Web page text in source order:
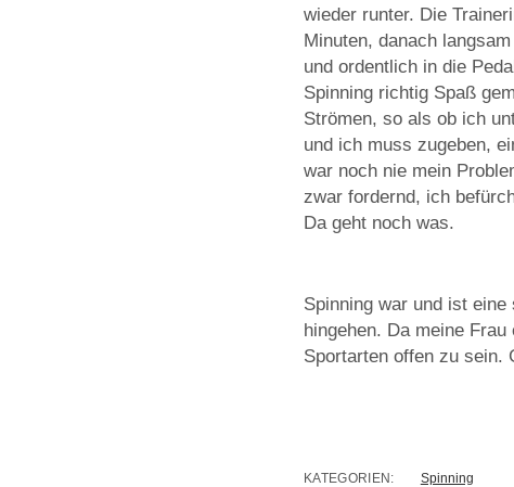
wieder runter. Die
Minuten, danach
und ordentlich in die
Spinning richtig Spaß
Strömen, so als ob ich
und ich muss zugeben,
war noch nie mein
zwar fordernd, ich
Da geht noch was.
Spinning war und ist
hingehen. Da meine
Sportarten offen zu sein.
KATEGORIEN: Spinning